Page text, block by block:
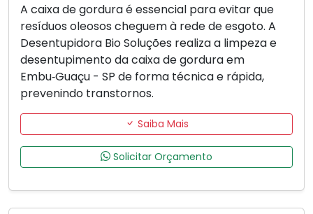
A caixa de gordura é essencial para evitar que
resíduos oleosos cheguem à rede de esgoto. A
Desentupidora Bio Soluções realiza a limpeza e
desentupimento da caixa de gordura em
Embu‑Guaçu - SP de forma técnica e rápida,
prevenindo transtornos.
Saiba Mais
Solicitar Orçamento